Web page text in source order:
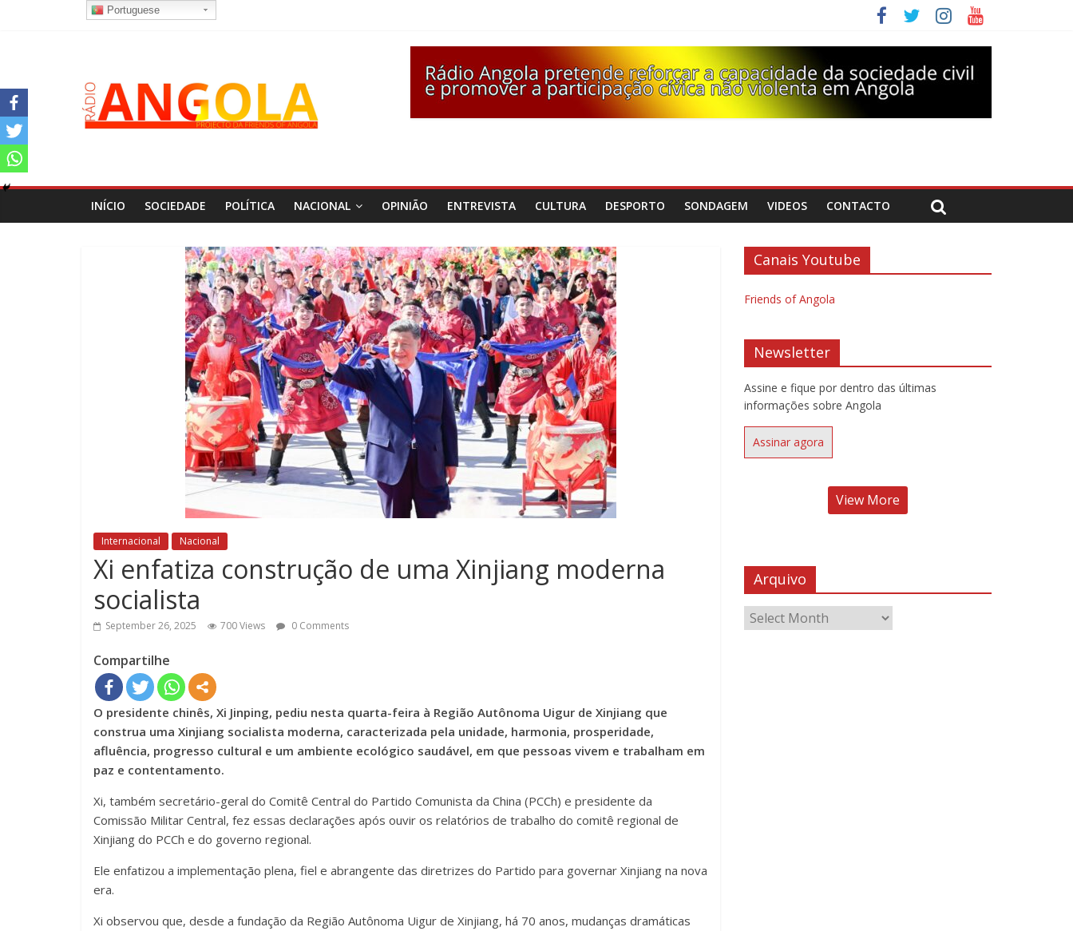
INÍCIO SOCIEDADE POLÍTICA NACIONAL OPINIÃO ENTREVISTA CULTURA DESPORTO SONDAGEM VIDEOS CONTACTO
Internacional Nacional
Xi enfatiza construção de uma Xinjiang moderna
socialista
September 26, 2025 700 Views 0 Comments
Compartilhe
O presidente chinês, Xi Jinping, pediu nesta quarta-feira à Região Autônoma Uigur de Xinjiang que
construa uma Xinjiang socialista moderna, caracterizada pela unidade, harmonia, prosperidade,
afluência, progresso cultural e um ambiente ecológico saudável, em que pessoas vivem e trabalham em
paz e contentamento.
Xi, também secretário-geral do Comitê Central do Partido Comunista da China (PCCh) e presidente da
Comissão Militar Central, fez essas declarações após ouvir os relatórios de trabalho do comitê regional de
Xinjiang do PCCh e do governo regional.
Ele enfatizou a implementação plena, fiel e abrangente das diretrizes do Partido para governar Xinjiang na nova
era.
Xi observou que, desde a fundação da Região Autônoma Uigur de Xinjiang, há 70 anos, mudanças dramáticas
Canais Youtube
Friends of Angola
Newsletter
Assine e fique por dentro das últimas
informações sobre Angola
Assinar agora
View More
Arquivo
Portuguese